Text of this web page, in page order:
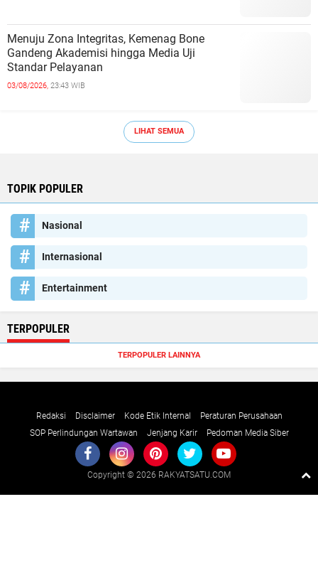
Menuju Zona Integritas, Kemenag Bone
Gandeng Akademisi hingga Media Uji
Standar Pelayanan
03/08/2026, 23:43 WIB
LIHAT SEMUA
TOPIK POPULER
Nasional
Internasional
Entertainment
TERPOPULER
TERPOPULER LAINNYA
Redaksi Disclaimer Kode Etik Internal
Peraturan Perusahaan
SOP Perlindungan Wartawan
Jenjang Karir Pedoman Media Siber
Copyright © 2026 RAKYATSATU.COM
Raushan